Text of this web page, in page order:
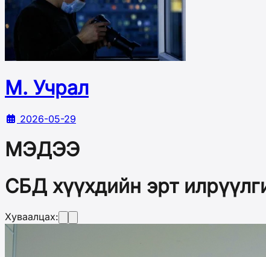
М. Учрал
2026-05-29
МЭДЭЭ
СБД хүүхдийн эрт
Хуваалцах: